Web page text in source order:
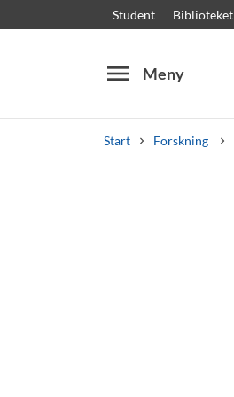
Student Biblioteket
menu Meny
Start Forskning